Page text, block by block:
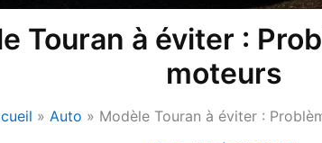
Touran à éviter :
moteurs
Auto Modèle Touran à éviter :